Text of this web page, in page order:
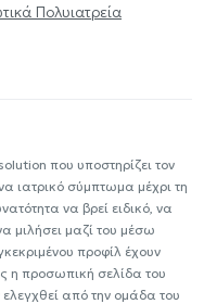
Πολυιατρεία
που υποστηρίζει τον
ιατρικό σύμπτωμα μέχρι τη
να βρεί ειδικό, να
μιλήσει μαζί του μέσω
προφίλ έχουν
η προσωπική σελίδα του
από την ομάδα του